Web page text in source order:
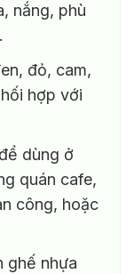
nắng, phù
đỏ, cam,
hợp với
dùng ở
quán cafe,
công, hoặc
ghế nhựa